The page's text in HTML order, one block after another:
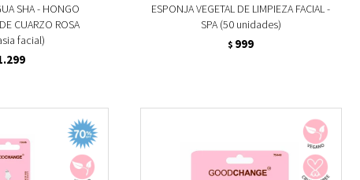
SHA - HONGO
CUARZO ROSA
facial)
ESPONJA VEGETAL DE LIMPIEZA FACIAL -
SPA (50 unidades)
$ 999